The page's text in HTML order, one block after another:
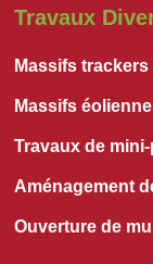
Travaux
Massifs trackers
Massifs
Travaux de
Aménagement
Ouverture de